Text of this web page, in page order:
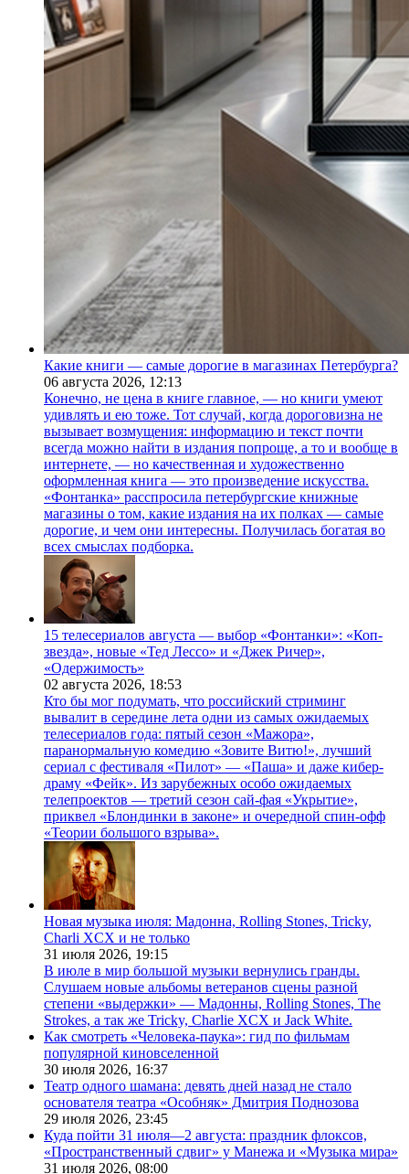
Какие книги — самые дорогие в магазинах Петербурга?
06 августа 2026, 12:13
Конечно, не цена в книге главное, — но книги умеют
удивлять и ею тоже. Тот случай, когда дороговизна не
вызывает возмущения: информацию и текст почти
всегда можно найти в издания попроще, а то и вообще в
интернете, — но качественная и художественно
оформленная книга — это произведение искусства.
«Фонтанка» расспросила петербургские книжные
магазины о том, какие издания на их полках — самые
дорогие, и чем они интересны. Получилась богатая во
всех смыслах подборка.
15 телесериалов августа — выбор «Фонтанки»: «Коп-
звезда», новые «Тед Лессо» и «Джек Ричер»,
«Одержимость»
02 августа 2026, 18:53
Кто бы мог подумать, что российский стриминг
вывалит в середине лета одни из самых ожидаемых
телесериалов года: пятый сезон «Мажора»,
паранормальную комедию «Зовите Витю!», лучший
сериал с фестиваля «Пилот» — «Паша» и даже кибер-
драму «Фейк». Из зарубежных особо ожидаемых
телепроектов — третий сезон сай-фая «Укрытие»,
приквел «Блондинки в законе» и очередной спин-офф
«Теории большого взрыва».
Новая музыка июля: Мадонна, Rolling Stones, Tricky,
Charli XCX и не только
31 июля 2026, 19:15
В июле в мир большой музыки вернулись гранды.
Слушаем новые альбомы ветеранов сцены разной
степени «выдержки» — Мадонны, Rolling Stones, The
Strokes, а так же Tricky, Charlie XCX и Jack White.
Как смотреть «Человека-паука»: гид по фильмам
популярной киновселенной
30 июля 2026, 16:37
Театр одного шамана: девять дней назад не стало
основателя театра «Особняк» Дмитрия Поднозова
29 июля 2026, 23:45
Куда пойти 31 июля—2 августа: праздник флоксов,
«Пространственный сдвиг» у Манежа и «Музыка мира»
31 июля 2026, 08:00